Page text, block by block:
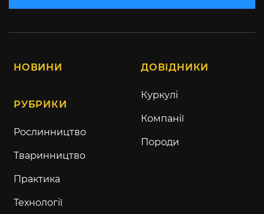
НОВИНИ
РУБРИКИ
Рослинництво
Тваринництво
Практика
Технології
ДОВІДНИКИ
Куркулі
Компанії
Породи